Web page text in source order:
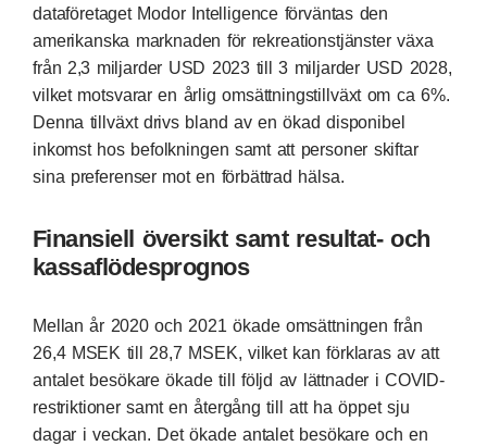
dataföretaget Modor Intelligence förväntas den
amerikanska marknaden för rekreationstjänster växa
från 2,3 miljarder USD 2023 till 3 miljarder USD 2028,
vilket motsvarar en årlig omsättningstillväxt om ca 6%.
Denna tillväxt drivs bland av en ökad disponibel
inkomst hos befolkningen samt att personer skiftar
sina preferenser mot en förbättrad hälsa.
Finansiell översikt samt resultat- och
kassaflödesprognos
Mellan år 2020 och 2021 ökade omsättningen från
26,4 MSEK till 28,7 MSEK, vilket kan förklaras av att
antalet besökare ökade till följd av lättnader i COVID-
restriktioner samt en återgång till att ha öppet sju
dagar i veckan. Det ökade antalet besökare och en